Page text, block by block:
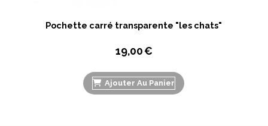
Pochette carré transparente "les chats"
19,00€
Ajouter Au Panier